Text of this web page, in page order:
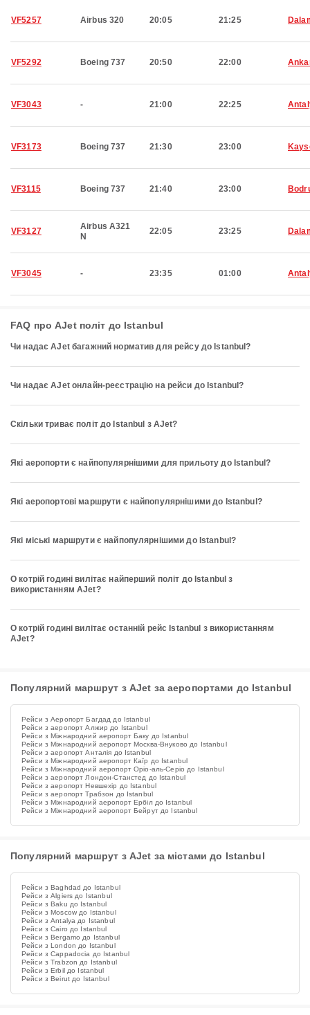
VF5257 Airbus 320 20:05 21:25
VF5292 Boeing 737 20:50 22:00
VF3043 - 21:00 22:25
VF3173 Boeing 737 21:30 23:00
VF3115 Boeing 737 21:40 23:00
VF3127
Airbus A321
N
22:05 23:25
VF3045 - 23:35 01:00
FAQ про AJet політ до Istanbul
Чи надає AJet багажний норматив для рейсу до Istanbul?
Чи надає AJet онлайн-реєстрацію на рейси до Istanbul?
Скільки триває політ до Istanbul з AJet?
Які аеропорти є найпопулярнішими для прильоту до Istanbul?
Які аеропортові маршрути є найпопулярнішими до Istanbul?
Які міські маршрути є найпопулярнішими до Istanbul?
О котрій годині вилітає найперший політ до Istanbul з
використанням AJet?
О котрій годині вилітає останній рейс Istanbul з використанням
AJet?
Популярний маршрут з AJet за аеропортами до Istanbul
Рейси з Аеропорт Багдад до Istanbul
Рейси з аеропорт Алжир до Istanbul
Рейси з Міжнародний аеропорт Баку до Istanbul
Рейси з Міжнародний аеропорт Москва-Внуково до Istanbul
Рейси з аеропорт Анталія до Istanbul
Рейси з Міжнародний аеропорт Каїр до Istanbul
Рейси з Міжнародний аеропорт Оріо-аль-Серіо до Istanbul
Рейси з аеропорт Лондон-Станстед до Istanbul
Рейси з аеропорт Невшехір до Istanbul
Рейси з аеропорт Трабзон до Istanbul
Рейси з Міжнародний аеропорт Ербіл до Istanbul
Рейси з Міжнародний аеропорт Бейрут до Istanbul
Популярний маршрут з AJet за містами до Istanbul
Рейси з Baghdad до Istanbul
Рейси з Algiers до Istanbul
Рейси з Baku до Istanbul
Рейси з Moscow до Istanbul
Рейси з Antalya до Istanbul
Рейси з Cairo до Istanbul
Рейси з Bergamo до Istanbul
Рейси з London до Istanbul
Рейси з Cappadocia до Istanbul
Рейси з Trabzon до Istanbul
Рейси з Erbil до Istanbul
Рейси з Beirut до Istanbul